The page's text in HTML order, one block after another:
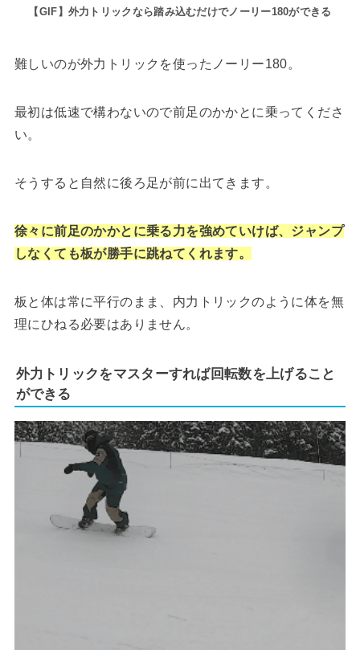
【GIF】外力トリックなら踏み込むだけでノーリー180ができる
難しいのが外力トリックを使ったノーリー180。
最初は低速で構わないので前足のかかとに乗ってくださ
い。
そうすると自然に後ろ足が前に出てきます。
徐々に前足のかかとに乗る力を強めていけば、ジャンプ
しなくても板が勝手に跳ねてくれます。
板と体は常に平行のまま、内力トリックのように体を無
理にひねる必要はありません。
外力トリックをマスターすれば回転数を上げること
ができる